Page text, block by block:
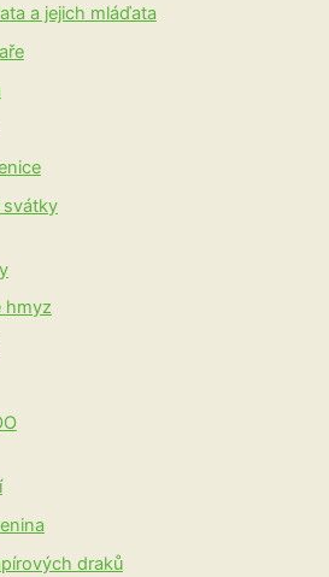
a jejich mláďata
svátky
hmyz
draků